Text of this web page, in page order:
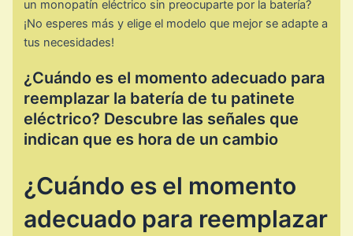
un monopatín eléctrico sin preocuparte por la batería?
¡No esperes más y elige el modelo que mejor se adapte a
tus necesidades!
¿Cuándo es el momento adecuado para
reemplazar la batería de tu patinete
eléctrico? Descubre las señales que
indican que es hora de un cambio
¿Cuándo es el momento
adecuado para reemplazar